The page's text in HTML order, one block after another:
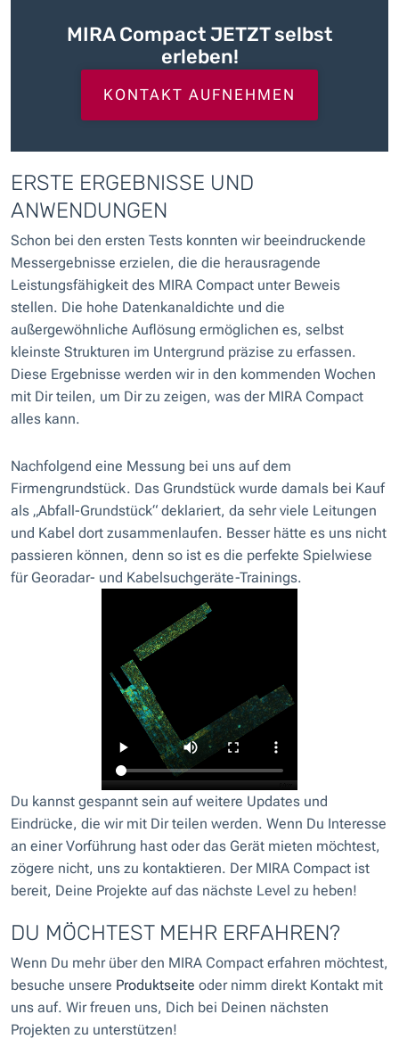
MIRA Compact JETZT selbst
erleben!
KONTAKT AUFNEHMEN
ERSTE ERGEBNISSE UND
ANWENDUNGEN
Schon bei den ersten Tests konnten wir beeindruckende
Messergebnisse erzielen, die die herausragende
Leistungsfähigkeit des MIRA Compact unter Beweis
stellen. Die hohe Datenkanaldichte und die
außergewöhnliche Auflösung ermöglichen es, selbst
kleinste Strukturen im Untergrund präzise zu erfassen.
Diese Ergebnisse werden wir in den kommenden Wochen
mit Dir teilen, um Dir zu zeigen, was der MIRA Compact
alles kann.
Nachfolgend eine Messung bei uns auf dem
Firmengrundstück. Das Grundstück wurde damals bei Kauf
als „Abfall-Grundstück“ deklariert, da sehr viele Leitungen
und Kabel dort zusammenlaufen. Besser hätte es uns nicht
passieren können, denn so ist es die perfekte Spielwiese
für Georadar- und Kabelsuchgeräte-Trainings.
Du kannst gespannt sein auf weitere Updates und
Eindrücke, die wir mit Dir teilen werden. Wenn Du Interesse
an einer Vorführung hast oder das Gerät mieten möchtest,
zögere nicht, uns zu kontaktieren. Der MIRA Compact ist
bereit, Deine Projekte auf das nächste Level zu heben!
DU MÖCHTEST MEHR ERFAHREN?
Wenn Du mehr über den MIRA Compact erfahren möchtest,
besuche unsere Produktseite oder nimm direkt Kontakt mit
uns auf. Wir freuen uns, Dich bei Deinen nächsten
Projekten zu unterstützen!